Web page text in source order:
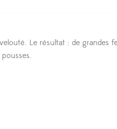
Le résultat : de grandes